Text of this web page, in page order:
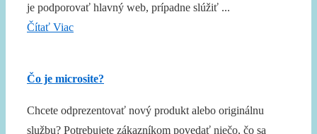
je podporovať hlavný web, prípadne slúžiť ...
Čítať Viac
Čo je microsite?
Chcete odprezentovať nový produkt alebo originálnu
službu? Potrebujete zákazníkom povedať niečo, čo sa